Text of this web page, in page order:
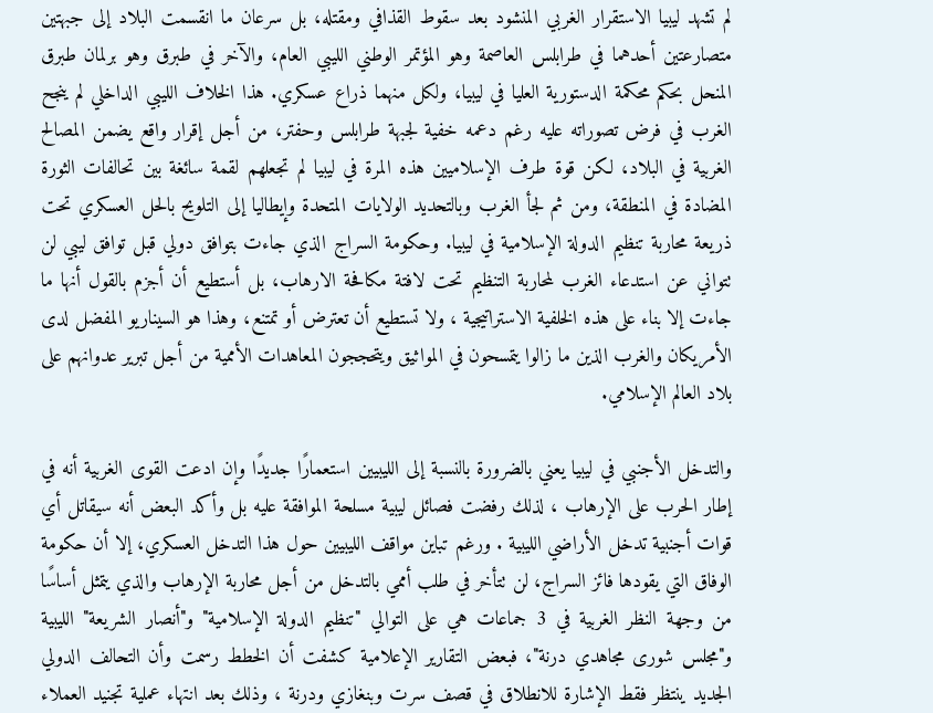
لم تشهد ليبيا الاستقرار الغربي المنشود بعد سقوط القذافي ومقتله، بل سرعان ما انقسمت البلاد إلى جبهتين
متصارعتين أحدهما في طرابلس العاصمة وهو المؤتمر الوطني الليبي العام، والآخر في طبرق وهو برلمان طبرق
المنحل بحكم محكمة الدستورية العليا في ليبيا، ولكل منهما ذراع عسكري. هذا الخلاف الليبي الداخلي لم ينجح
الغرب في فرض تصوراته عليه رغم دعمه خفية لجبهة طرابلس وحفتر، من أجل إقرار واقع يضمن المصالح
الغربية في البلاد، لكن قوة طرف الإسلاميين هذه المرة في ليبيا لم تجعلهم لقمة سائغة بين تحالفات الثورة
المضادة في المنطقة، ومن ثم لجأ الغرب وبالتحديد الولايات المتحدة وإيطاليا إلى التلويح بالحل العسكري تحت
ذريعة محاربة تنظيم الدولة الإسلامية في ليبيا. وحكومة السراج الذي جاءت بتوافق دولي قبل توافق ليبي لن
تتواني عن استدعاء الغرب لمحاربة التنظيم تحت لافتة مكافحة الارهاب، بل أستطيع أن أجزم بالقول أنها ما
جاءت إلا بناء على هذه الخلفية الاستراتيجية ، ولا تستطيع أن تعترض أو تمتنع، وهذا هو السيناريو المفضل لدى
الأمريكان والغرب الذين ما زالوا يتمسحون في المواثيق ويتحججون المعاهدات الأممية من أجل تبرير عدوانهم على
بلاد العالم الإسلامي.
والتدخل الأجنبي في ليبيا يعني بالضرورة بالنسبة إلى الليبيين استعمارًا جديدًا وإن ادعت القوى الغربية أنه في
إطار الحرب على الإرهاب ، لذلك رفضت فصائل ليبية مسلحة الموافقة عليه بل وأكد البعض أنه سيقاتل أي
قوات أجنبية تدخل الأراضي الليبية . ورغم تباين مواقف الليبيين حول هذا التدخل العسكري، إلا أن حكومة
الوفاق التي يقودها فائز السراج، لن تتأخر في طلب أممي بالتدخل من أجل محاربة الإرهاب والذي يتمثل أساسًا
من وجهة النظر الغربية في 3 جماعات هي على التوالي "تنظيم الدولة الإسلامية" و"أنصار الشريعة" الليبية
و"مجلس شورى مجاهدي درنة"، فبعض التقارير الإعلامية كشفت أن الخطط رسمت وأن التحالف الدولي
الجديد ينتظر فقط الإشارة للانطلاق في قصف سرت وبنغازي ودرنة ، وذلك بعد انتهاء عملية تجنيد العملاء